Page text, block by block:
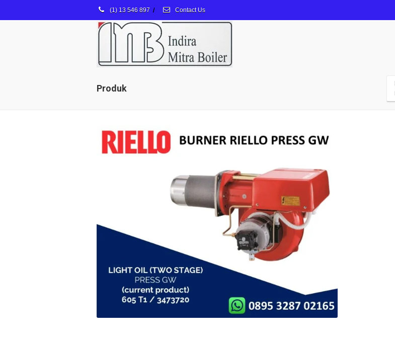
(1) 13 546 897 / Contact Us
Produk